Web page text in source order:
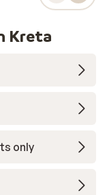
Kreta
only